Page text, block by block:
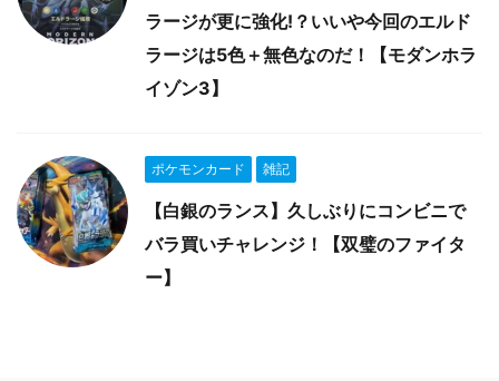
ラージが更に強化!？いいや今回のエルド
ラージは5色＋無色なのだ！【モダンホラ
イゾン3】
ポケモンカード 雑記
【白銀のランス】久しぶりにコンビニで
バラ買いチャレンジ！【双璧のファイタ
ー】